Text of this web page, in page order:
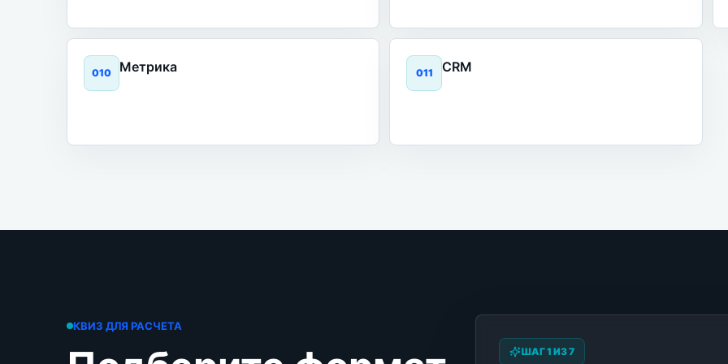
010 Метрика 011 CRM
КВИЗ ДЛЯ РАСЧЕТА
ШАГ 1 ИЗ 7